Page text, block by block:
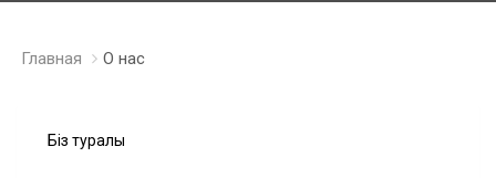
Главная О нас
Біз туралы